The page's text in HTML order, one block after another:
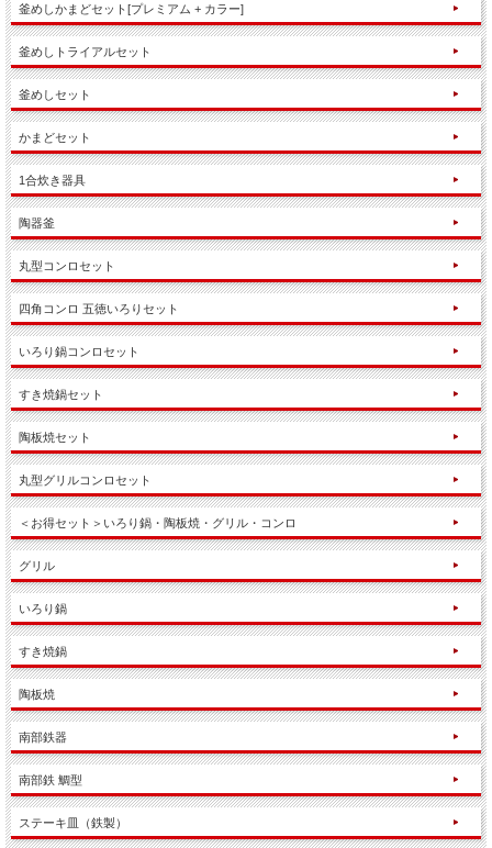
釜めしかまどセット[プレミアム + カラー]
釜めしトライアルセット
釜めしセット
かまどセット
1合炊き器具
陶器釜
丸型コンロセット
四角コンロ 五徳いろりセット
いろり鍋コンロセット
すき焼鍋セット
陶板焼セット
丸型グリルコンロセット
＜お得セット＞いろり鍋・陶板焼・グリル・コンロ
グリル
いろり鍋
すき焼鍋
陶板焼
南部鉄器
南部鉄 鯛型
ステーキ皿（鉄製）